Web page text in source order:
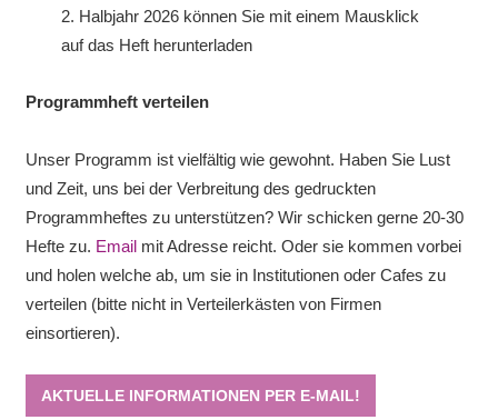
2. Halbjahr 2026 können Sie mit einem Mausklick
auf das Heft herunterladen
Programmheft verteilen
Unser Programm ist vielfältig wie gewohnt. Haben Sie Lust
und Zeit, uns bei der Verbreitung des gedruckten
Programmheftes zu unterstützen? Wir schicken gerne 20-30
Hefte zu. Emailmit Adresse reicht. Oder sie kommen vorbei
und holen welche ab, um sie in Institutionen oder Cafes zu
verteilen (bitte nicht in Verteilerkästen von Firmen
einsortieren).
AKTUELLE INFORMATIONEN PER E-MAIL!